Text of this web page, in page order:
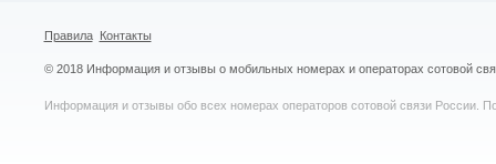
Правила Контакты
© 2018 Информация и отзывы о мобильных номерах и операторах сотовой
Информация и отзывы обо всех номерах операторов сотовой связи России.